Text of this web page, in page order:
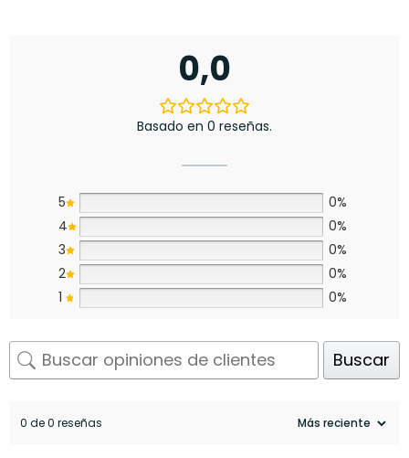
0,0
Basado en 0 reseñas.
5
0%
4
0%
3
0%
2
0%
1
0%
Buscar
0 de 0 reseñas